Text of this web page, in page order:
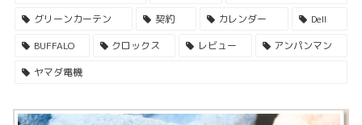
グリーンカーテン
契約 カレンダー
Dell
BUFFALO
クロックス レビュー
アンパンマン
ヤマダ電機